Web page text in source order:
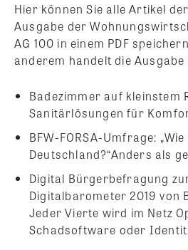
Hier können Sie alle Artikel
Ausgabe der
AG 100 in einem PDF
anderem handelt die Ausgabe
Badezimmer auf kleinstem
Sanitärlösungen für
BFW-FORSA-Umfrage:
Deutschland?“Anders als
Digital Bürgerbefragung
Digitalbarometer 2019 von
Jeder Vierte wird im Netz
Schadsoftware oder